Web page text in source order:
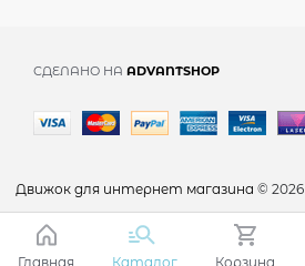
СДЕЛАНО НА ADVANTSHOP
Движок для интернет магазина © 2026
Главная Каталог Корзина